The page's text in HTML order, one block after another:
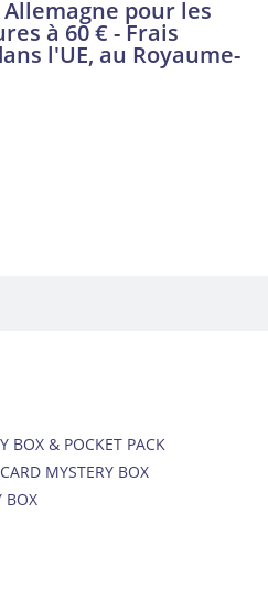
pour les
à 60 € - Frais
l'UE, au Royaume-
BOX & POCKET PACK
MYSTERY BOX
BOX